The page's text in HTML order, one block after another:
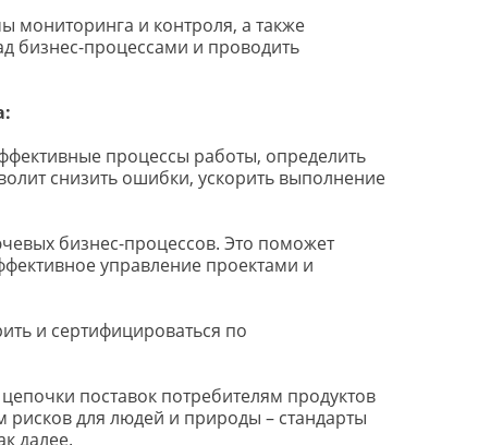
и контроля, а также
бизнес-процессами и проводить
процессы работы, определить
снизить ошибки, ускорить выполнение
бизнес-процессов. Это поможет
управление проектами и
и сертифицироваться по
поставок потребителям продуктов
рисков для людей и природы – стандарты
далее.